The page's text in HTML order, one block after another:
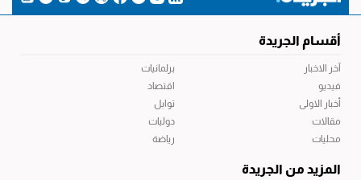
أقسام الجريدة
آخر الاخبار
فيديو
أخبار الاولى
مقالات
محليات
برلمانيات
اقتصاد
توابل
دوليات
رياضة
المزيد من الجريدة